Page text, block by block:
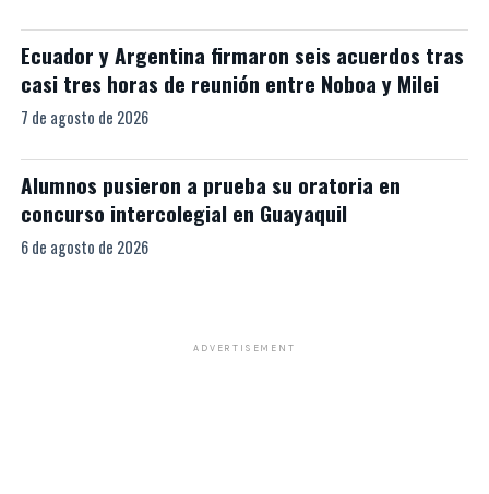
Ecuador y Argentina firmaron seis acuerdos tras
casi tres horas de reunión entre Noboa y Milei
7 de agosto de 2026
Alumnos pusieron a prueba su oratoria en
concurso intercolegial en Guayaquil
6 de agosto de 2026
ADVERTISEMENT